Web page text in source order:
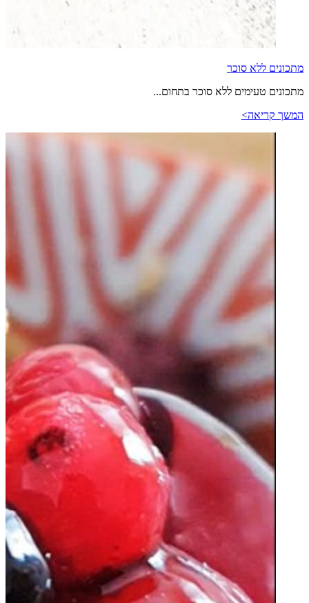
מתכונים ללא סוכר
מתכונים טעימים ללא סוכר בתחום...
המשך קריאה>